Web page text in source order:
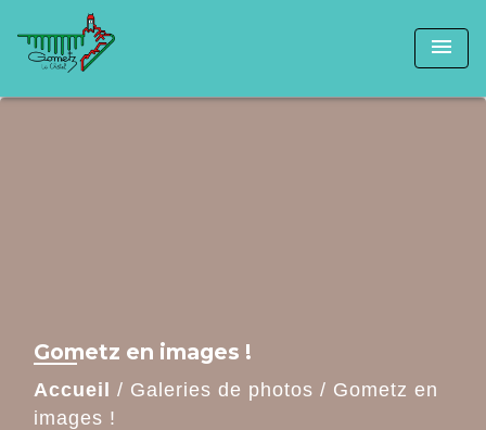
menu
Gometz en images !
Accueil / Galeries de photos / Gometz en
images !